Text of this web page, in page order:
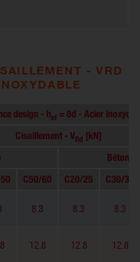
- VRD
design - hef = 8d - Acier
Cisaillement - VRd [kN]
Béton
C50/60 C20/25 C30/37
8.3 8.3 8.3
12.8 12.8 12.8